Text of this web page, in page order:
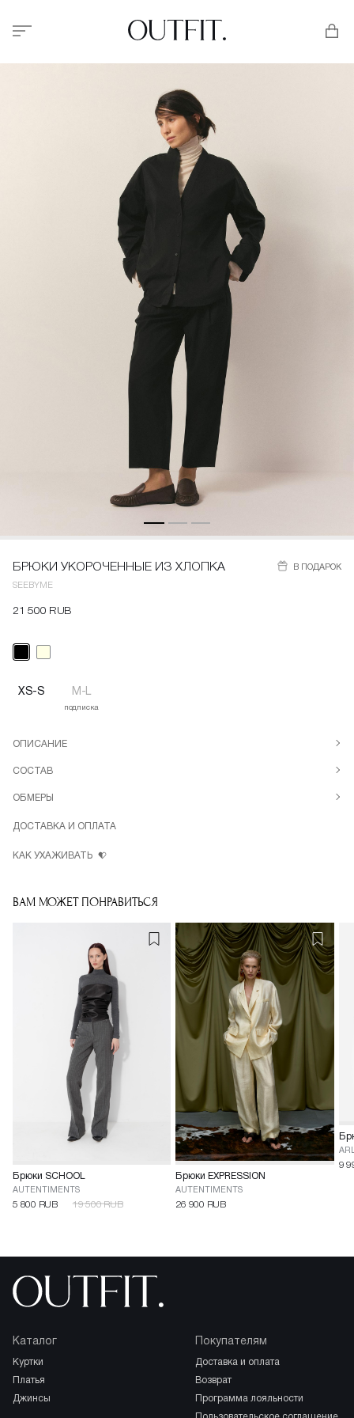
Меню
БРЮКИ УКОРОЧЕННЫЕ ИЗ ХЛОПКА В ПОДАРОК
SEEBYME
21 500 RUB
XS-S M-L
подписка
ОПИСАНИЕ
СОСТАВ
ОБМЕРЫ
ДОСТАВКА И ОПЛАТА
КАК УХАЖИВАТЬ
ВАМ МОЖЕТ ПОНРАВИТЬСЯ
Брюки SCHOOL
AUTENTIMENTS
5 800 RUB 19 500 RUB
Брюки EXPRESSION
AUTENTIMENTS
26 900 RUB
9
Каталог
куртки
платья
джинсы
Покупателям
доставка и оплата
возврат
программа лояльности